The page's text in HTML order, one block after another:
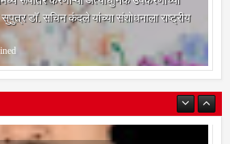
रूपांतर करणाऱ्या अत्याधुनिक उपकरणाच्या
डॉ. सचिन कंदले यांच्या संशोधनाला राष्ट्रीय